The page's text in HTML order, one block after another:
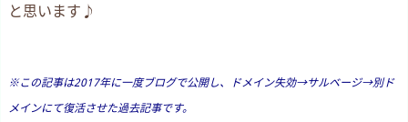
と思います♪
※この記事は2017年に一度ブログで公開し、ドメイン失効→サルベージ→別ド
メインにて復活させた過去記事です。